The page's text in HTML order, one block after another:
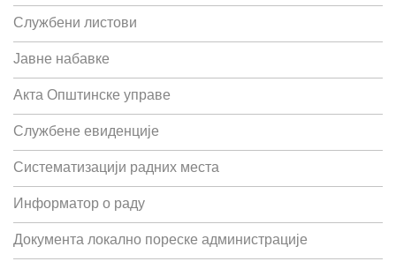
Службени листови
Јавне набавке
Акта Општинске управе
Службене евиденције
Систематизацији радних места
Информатор о раду
Документа локално пореске администрације